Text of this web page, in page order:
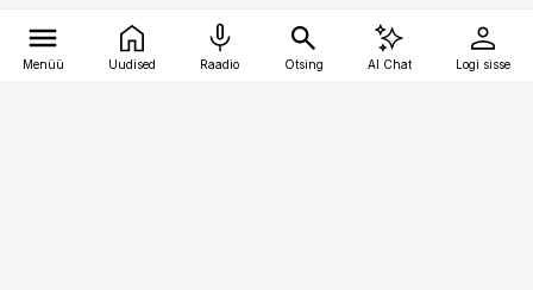
Menüü Uudised Raadio Otsing AI Chat Logi sisse